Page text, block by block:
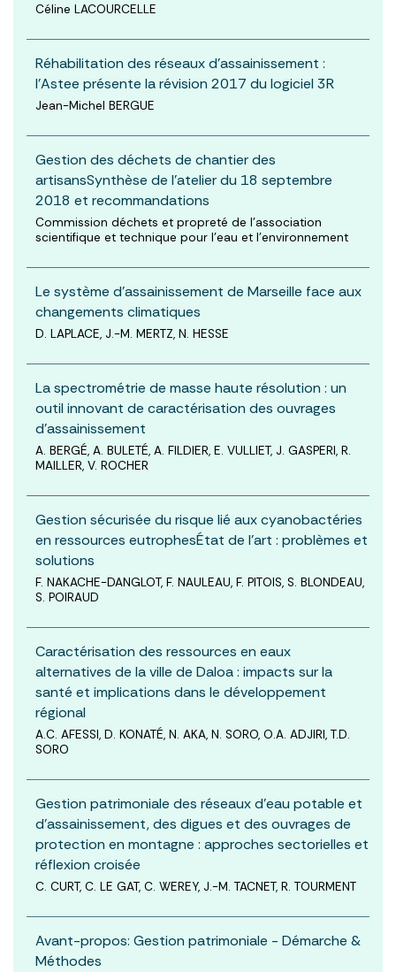
Céline LACOURCELLE
Réhabilitation des réseaux d’assainissement :
l’Astee présente la révision 2017 du logiciel 3R
Jean-Michel BERGUE
Gestion des déchets de chantier des
artisansSynthèse de l’atelier du 18 septembre
2018 et recommandations
Commission déchets et propreté de l’association
scientifique et technique pour l’eau et l’environnement
Le système d’assainissement de Marseille face aux
changements climatiques
D. LAPLACE, J.-M. MERTZ, N. HESSE
La spectrométrie de masse haute résolution : un
outil innovant de caractérisation des ouvrages
d’assainissement
A. BERGÉ, A. BULETÉ, A. FILDIER, E. VULLIET, J. GASPERI, R.
MAILLER, V. ROCHER
Gestion sécurisée du risque lié aux cyanobactéries
en ressources eutrophesÉtat de l’art : problèmes et
solutions
F. NAKACHE-DANGLOT, F. NAULEAU, F. PITOIS, S. BLONDEAU,
S. POIRAUD
Caractérisation des ressources en eaux
alternatives de la ville de Daloa : impacts sur la
santé et implications dans le développement
régional
A.C. AFESSI, D. KONATÉ, N. AKA, N. SORO, O.A. ADJIRI, T.D.
SORO
Gestion patrimoniale des réseaux d’eau potable et
d’assainissement, des digues et des ouvrages de
protection en montagne : approches sectorielles et
réflexion croisée
C. CURT, C. LE GAT, C. WEREY, J.-M. TACNET, R. TOURMENT
Avant-propos: Gestion patrimoniale - Démarche &
Méthodes